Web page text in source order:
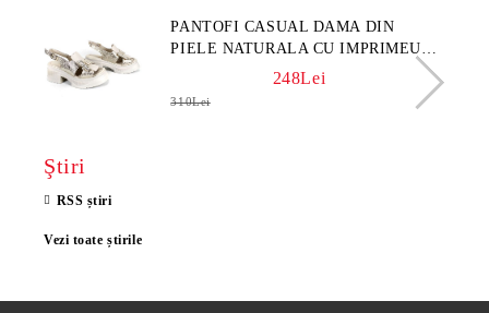
PANTOFI CASUAL DAMA DIN
PIELE NATURALA CU IMPRIMEU
FLORAL - MODEL LUNA
248Lei
310Lei
Ştiri
RSS știri
Vezi toate știrile